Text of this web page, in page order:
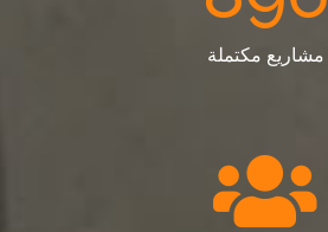
مشاريع مكتملة